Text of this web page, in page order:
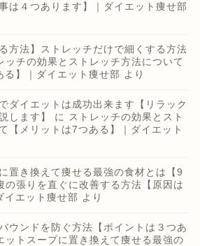
は４つあります】｜ダイエット痩せ部
方法】ストレッチだけで細くする方法
ッチの効果とストレッチ方法について
る】｜ダイエット痩せ部 より
ダイエットは成功出来ます【リラック
します】
に
ストレッチの効果とスト
【メリットは7つある】｜ダイエット
置き換えて痩せる最強の食材とは【9
の張りを直ぐに改善する方法【原因は
イエット痩せ部 より
ウンドを防ぐ方法【ポイントは３つあ
ットスープに置き換えて痩せる最強の